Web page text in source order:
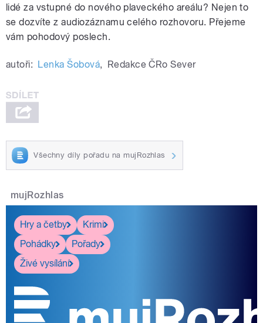
lidé za vstupné do nového plaveckého areálu? Nejen to
se dozvíte z audiozáznamu celého rozhovoru. Přejeme
vám pohodový poslech.
autoři: Lenka Šobová, Redakce ČRo Sever
Všechny díly pořadu na mujRozhlas
mujRozhlas
Hry a četby
Krimi
Pohádky
Pořady
Živé vysílání